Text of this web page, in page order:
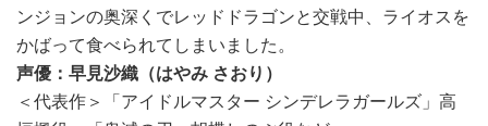
ンジョンの奥深くでレッドドラゴンと交戦中、ライオスを
かばって食べられてしまいました。
声優：早見沙織（はやみ さおり）
＜代表作＞「アイドルマスター シンデレラガールズ」高